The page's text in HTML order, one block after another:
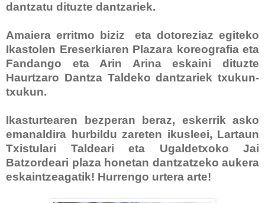
dantzatu dituzte dantzariek.
Amaiera erritmo biziz eta dotoreziaz egiteko
Ikastolen Ereserkiaren Plazara koreografia eta
Fandango eta Arin Arina eskaini dituzte
Haurtzaro Dantza Taldeko dantzariek txukun-
txukun.
Ikasturtearen bezperan beraz, eskerrik asko
emanaldira hurbildu zareten ikusleei, Lartaun
Txistulari Taldeari eta Ugaldetxoko Jai
Batzordeari plaza honetan dantzatzeko aukera
eskaintzeagatik! Hurrengo urtera arte!